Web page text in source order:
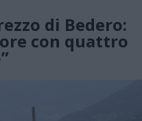
di Bedero:
con quattro